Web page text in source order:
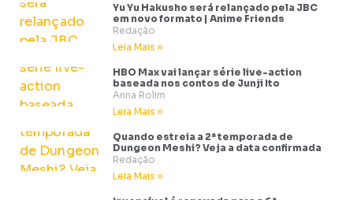
Yu Yu Hakusho será relançado pela JBC
em novo formato | Anime Friends
Redação
Leia Mais »
HBO Max vai lançar série live-action
baseada nos contos de Junji Ito
Anna Rolim
Leia Mais »
Quando estreia a 2ª temporada de
Dungeon Meshi? Veja a data confirmada
Redação
Leia Mais »